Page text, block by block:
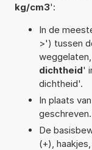
kg/cm3':
In de
>') tussen
dichtheid'
dichtheid'.
In plaats
De
(+),